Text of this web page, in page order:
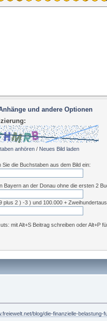
und andere Optionen
anhören/ Neues Bild laden
Sie die Buchstaben aus dem Bild ein:
Bayern an der Donau ohne die ersten 2
plus 2 ) -3 ) und 100.000 +
mit Alt+S Beitrag schreiben oder Alt+P
blog/die-finanzielle-